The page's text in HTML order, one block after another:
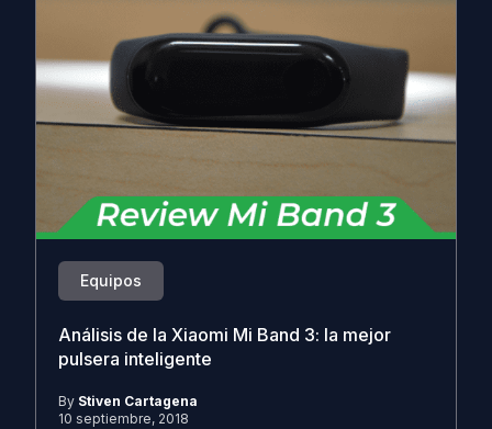
Equipos
Análisis de la Xiaomi Mi Band 3: la mejor
pulsera inteligente
By Stiven Cartagena
10 septiembre, 2018